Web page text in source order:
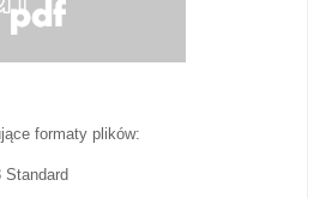
formaty plików:
Standard